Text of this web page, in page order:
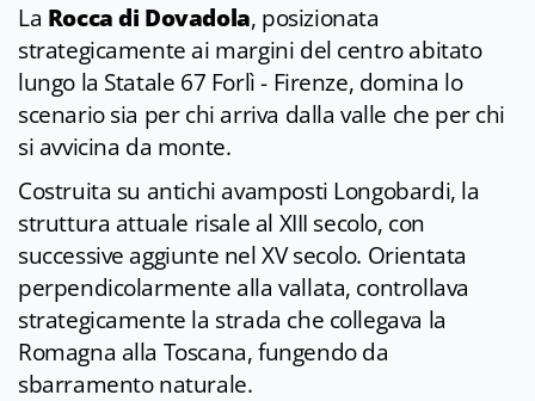
La Rocca di Dovadola, posizionata
strategicamente ai margini del centro abitato
lungo la Statale 67 Forlì - Firenze, domina lo
scenario sia per chi arriva dalla valle che per chi
si avvicina da monte.
Costruita su antichi avamposti Longobardi, la
struttura attuale risale al XIII secolo, con
successive aggiunte nel XV secolo. Orientata
perpendicolarmente alla vallata, controllava
strategicamente la strada che collegava la
Romagna alla Toscana, fungendo da
sbarramento naturale.